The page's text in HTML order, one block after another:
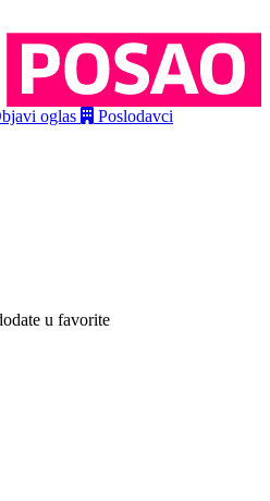
oglas Poslodavci
u favorite